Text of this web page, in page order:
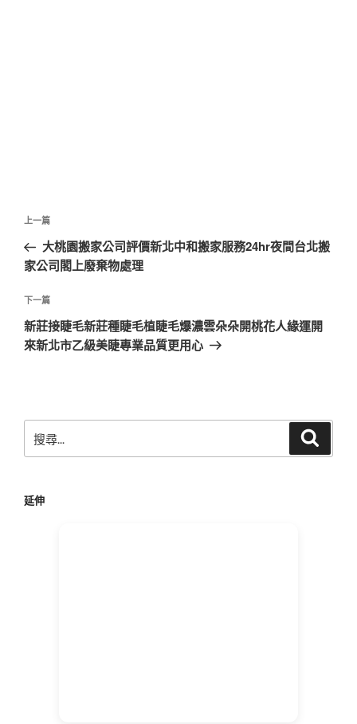
文
導
覽
上
一
篇
章
上一篇
大桃園搬家公司評價新北中和搬家服務24hr夜間台北搬
家公司閣上廢棄物處理
下
一
篇
下一篇
新莊接睫毛新莊種睫毛植睫毛爆濃雲朵朵開桃花人緣運開
來新北市乙級美睫專業品質更用心
尋
字:
延伸